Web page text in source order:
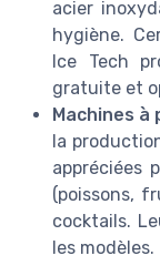
acier
hygiène.
Ice Tech
gratuite et
Machines
la
appréciées
(poissons,
cocktails.
les modèles.